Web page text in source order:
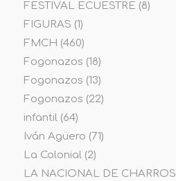
FESTIVAL ECUESTRE (8)
FIGURAS (1)
FMCH (460)
Fogonazos (18)
Fogonazos (13)
Fogonazos (22)
infantil(64)
Iván Agüero (71)
La Colonial(2)
LA NACIONAL DE CHARROS